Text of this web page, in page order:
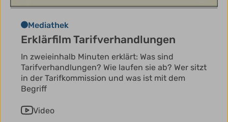
Mediathek
Erklärfilm Tarifverhandlungen
In zweieinhalb Minuten erklärt: Was sind
Tarifverhandlungen? Wie laufen sie ab? Wer sitzt
in der Tarifkommission und was ist mit dem
Begriff
Video